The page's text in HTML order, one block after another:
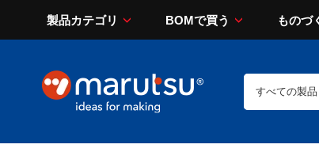
製品カテゴリ BOMで買う ものづ